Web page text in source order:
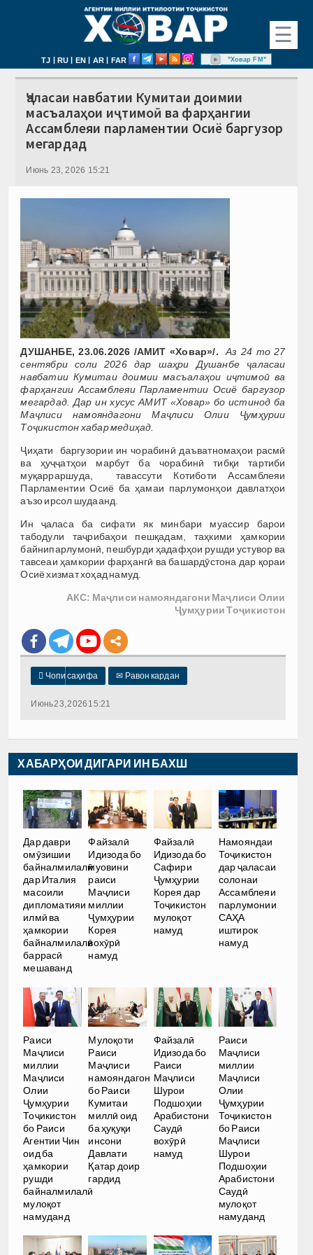
☰
TJ | RU | EN | AR | FAR "Ховар FM"
Ҷаласаи навбатии Кумитаи доимии
масъалаҳои иҷтимоӣ ва фарҳангии
Ассамблеяи парламентии Осиё баргузор
мегардад
Июнь 23, 2026 15:21
ДУШАНБЕ, 23.06.2026 /АМИТ «Ховар»/.
Аз 24 то 27
сентябри соли 2026 дар шаҳри Душанбе ҷаласаи
навбатии Кумитаи доимии масъалаҳои иҷтимоӣ ва
фарҳангии Ассамблеяи Парламентии Осиё баргузор
мегардад. Дар ин хусус АМИТ «Ховар» бо истинод ба
Маҷлиси намояндагони Маҷлиси Олии Ҷумҳурии
Тоҷикистон хабар медиҳад.
Ҷиҳати баргузории ин чорабинӣ даъватномаҳои расмӣ
ва ҳуҷҷатҳои марбут ба чорабинӣ тибқи тартиби
муқарраршуда, тавассути Котиботи Ассамблеяи
Парламентии Осиё ба ҳамаи парлумонҳои давлатҳои
аъзо ирсол шудаанд.
Ин ҷаласа ба сифати як минбари муассир барои
табодули таҷрибаҳои пешқадам, таҳкими ҳамкории
байнипарлумонӣ, пешбурди ҳадафҳои рушди устувор ва
тавсеаи ҳамкории фарҳангӣ ва башардӯстона дар қораи
Осиё хизмат хоҳад намуд.
АКС: Маҷлиси намояндагони Маҷлиси Олии
Ҷумҳурии Тоҷикистон
 Чопи саҳифа ✉ Равон кардан
Июнь 23, 2026 15:21
ХАБАРҲОИ ДИГАРИ ИН БАХШ
Дар даври
омӯзишии
байналмилалӣ
дар Италия
масоили
дипломатияи
илмӣ ва
ҳамкории
байналмилалӣ
баррасӣ
мешаванд
Файзалӣ
Идизода бо
муовини
раиси
Маҷлиси
миллии
Ҷумҳурии
Корея
вохӯрӣ
намуд
Файзалӣ
Идизода бо
Сафири
Ҷумҳурии
Корея дар
Тоҷикистон
мулоқот
намуд
Намояндаи
Тоҷикистон
дар ҷаласаи
солонаи
Ассамблеяи
парлумонии
САҲА
иштирок
намуд
Раиси
Маҷлиси
миллии
Маҷлиси
Олии
Ҷумҳурии
Тоҷикистон
бо Раиси
Агентии Чин
оид ба
ҳамкории
рушди
байналмилалӣ
мулоқот
намуданд
Мулоқоти
Раиси
Маҷлиси
намояндагон
бо Раиси
Кумитаи
миллӣ оид
ба ҳуқуқи
инсони
Давлати
Қатар доир
гардид
Файзалӣ
Идизода бо
Раиси
Маҷлиси
Шурои
Подшоҳии
Арабистони
Саудӣ
вохӯрӣ
намуд
Раиси
Маҷлиси
миллии
Маҷлиси
Олии
Ҷумҳурии
Тоҷикистон
бо Раиси
Маҷлиси
Шурои
Подшоҳии
Арабистони
Саудӣ
мулоқот
намуданд